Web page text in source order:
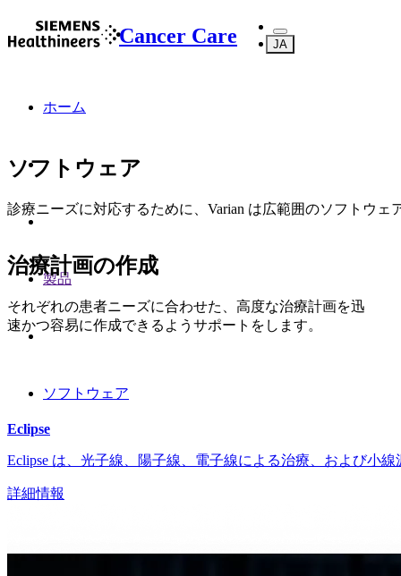
Cancer Care JA
ホーム
製品
ソフトウェア
ソフトウェア
診療ニーズに対応するために、Varian は広範囲のソフトウェ
治療計画の作成
それぞれの患者ニーズに合わせた、高度な治療計画を迅
速かつ容易に作成できるようサポートをします。
Eclipse
Eclipse は、光子線、陽子線、電子線による治療、および小
詳細情報